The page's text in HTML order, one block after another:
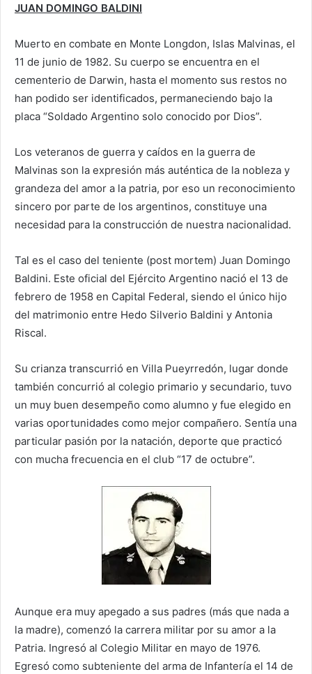
JUAN DOMINGO BALDINI
Muerto en combate en Monte Longdon, Islas Malvinas, el
11 de junio de 1982. Su cuerpo se encuentra en el
cementerio de Darwin, hasta el momento sus restos no
han podido ser identificados, permaneciendo bajo la
placa “Soldado Argentino solo conocido por Dios”.
Los veteranos de guerra y caídos en la guerra de
Malvinas son la expresión más auténtica de la nobleza y
grandeza del amor a la patria, por eso un reconocimiento
sincero por parte de los argentinos, constituye una
necesidad para la construcción de nuestra nacionalidad.
Tal es el caso del teniente (post mortem) Juan Domingo
Baldini. Este oficial del Ejército Argentino nació el 13 de
febrero de 1958 en Capital Federal, siendo el único hijo
del matrimonio entre Hedo Silverio Baldini y Antonia
Riscal.
Su crianza transcurrió en Villa Pueyrredón, lugar donde
también concurrió al colegio primario y secundario, tuvo
un muy buen desempeño como alumno y fue elegido en
varias oportunidades como mejor compañero. Sentía una
particular pasión por la natación, deporte que practicó
con mucha frecuencia en el club “17 de octubre”.
Aunque era muy apegado a sus padres (más que nada a
la madre), comenzó la carrera militar por su amor a la
Patria. Ingresó al Colegio Militar en mayo de 1976.
Egresó como subteniente del arma de Infantería el 14 de